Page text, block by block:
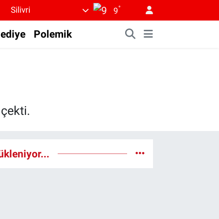
Silivri 9°
Polemik